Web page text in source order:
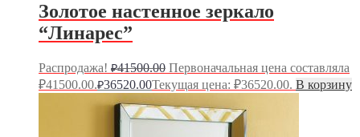
Золотое настенное зеркало
“Линарес”
Распродажа! ₽41500.00 Первоначальная цена составляла
₽41500.00.₽36520.00Текущая цена: ₽36520.00. В корзину